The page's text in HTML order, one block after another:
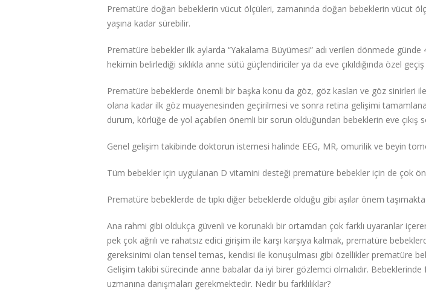
Prematüre doğan bebeklerin vücut ölçüleri, zamanında doğan bebeklerin vücut
yaşına kadar sürebilir.
Prematüre bebekler ilk aylarda “Yakalama Büyümesi” adı verilen dönmede
hekimin belirlediği sıklıkla anne sütü güçlendiriciler ya da eve çıkıldığında özel
Prematüre bebeklerde önemli bir başka konu da göz, göz kasları ve göz sinirleri
olana kadar ilk göz muayenesinden geçirilmesi ve sonra retina gelişimi
durum, körlüğe de yol açabilen önemli bir sorun olduğundan bebeklerin eve çıkış
Genel gelişim takibinde doktorun istemesi halinde EEG, MR, omurilik ve beyin
Tüm bebekler için uygulanan D vitamini desteği prematüre bebekler için de çok
Prematüre bebeklerde de tıpkı diğer bebeklerde olduğu gibi aşılar önem
Ana rahmi gibi oldukça güvenli ve korunaklı bir ortamdan çok farklı uyaranlar
pek çok ağrılı ve rahatsız edici girişim ile karşı karşıya kalmak, prematüre
gereksinimi olan tensel temas, kendisi ile konuşulması gibi özellikler prematüre
Gelişim takibi sürecinde anne babalar da iyi birer gözlemci olmalıdır.
uzmanına danışmaları gerekmektedir. Nedir bu farklılıklar?